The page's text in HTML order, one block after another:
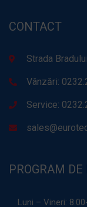
CONTACT
Strada
Vânzări:
Service:
PROGRAM DE
Luni – Vineri: